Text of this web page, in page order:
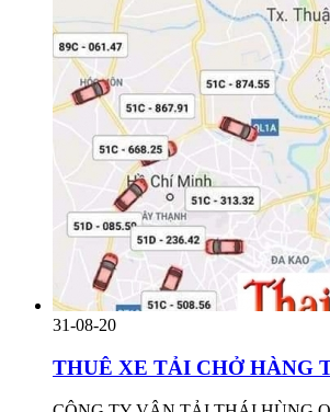
31-08-20
THUÊ XE TẢI CHỞ HÀNG